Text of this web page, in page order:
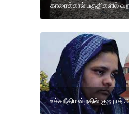
காரைக்கால் பகுதிகளில்
உச்சநீதிமன்றதில் குஜராத்